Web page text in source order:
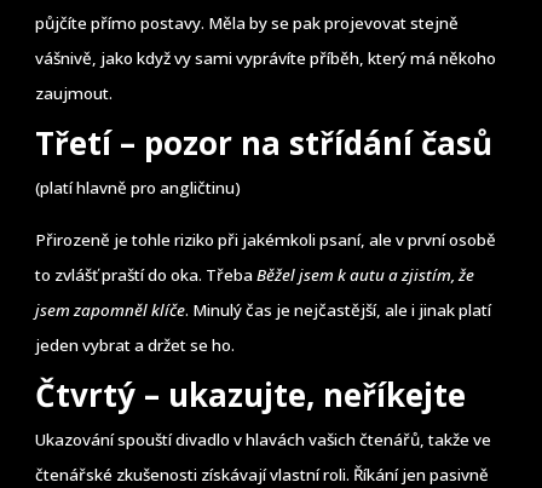
půjčíte přímo postavy. Měla by se pak projevovat stejně
vášnivě, jako když vy sami vyprávíte příběh, který má někoho
zaujmout.
Třetí – pozor na střídání časů
(platí hlavně pro angličtinu)
Přirozeně je tohle riziko při jakémkoli psaní, ale v první osobě
to zvlášť praští do oka. TřebaBěžel jsem k autu a zjistím, že
jsem zapomněl klíče. Minulý čas je nejčastější, ale i jinak platí
jeden vybrat a držet se ho.
Čtvrtý – ukazujte, neříkejte
Ukazování spouští divadlo v hlavách vašich čtenářů, takže ve
čtenářské zkušenosti získávají vlastní roli. Říkání jen pasivně